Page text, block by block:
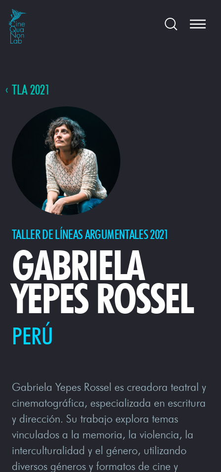
TLA 2021
TALLER DE LÍNEAS ARGUMENTALES 2021
GABRIELA
YEPES ROSSEL
PERÚ
Gabriela Yepes Rossel es creadora teatral y
cinematográfica, especializada en escritura
y dirección. Su trabajo explora temas
vinculados a la memoria, la violencia, la
interculturalidad y el género, utilizando
diversos géneros y formatos de cine y